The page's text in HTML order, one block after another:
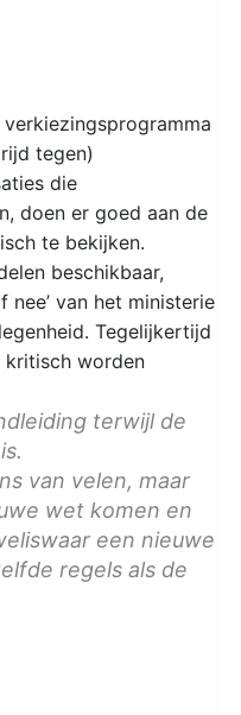
tegen)
die
doen er goed aan de
te bekijken.
beschikbaar,
nee’ van het ministerie
Tegelijkertijd
kritisch worden
terwijl de
van velen, maar
wet komen en
een nieuwe
regels als de